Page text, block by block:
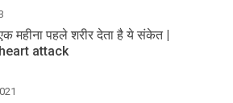
महीना पहले शरीर देता है ये संकेत |
attack